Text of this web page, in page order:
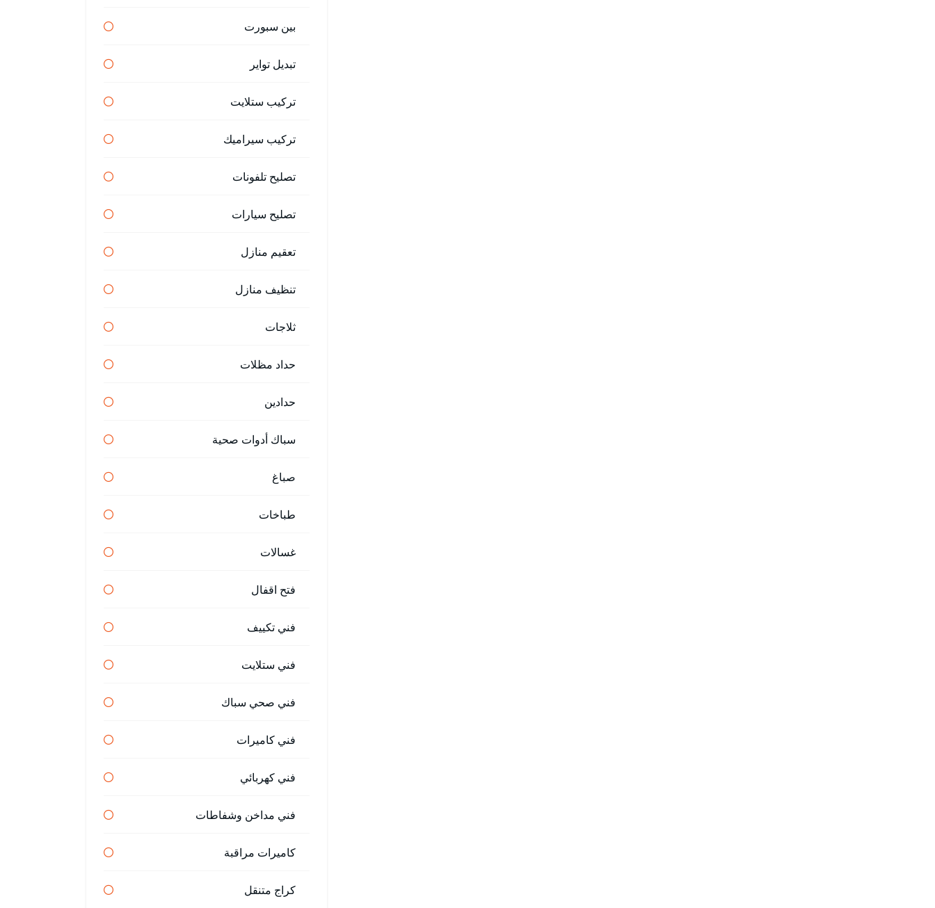
بين سبورت
تبديل تواير
تركيب ستلايت
تركيب سيراميك
تصليح تلفونات
تصليح سيارات
تعقيم منازل
تنظيف منازل
ثلاجات
حداد مظلات
حدادين
سباك أدوات صحية
صباغ
طباخات
غسالات
فتح اقفال
فني تكييف
فني ستلايت
فني صحي سباك
فني كاميرات
فني كهربائي
فني مداخن وشفاطات
كاميرات مراقبة
كراج متنقل